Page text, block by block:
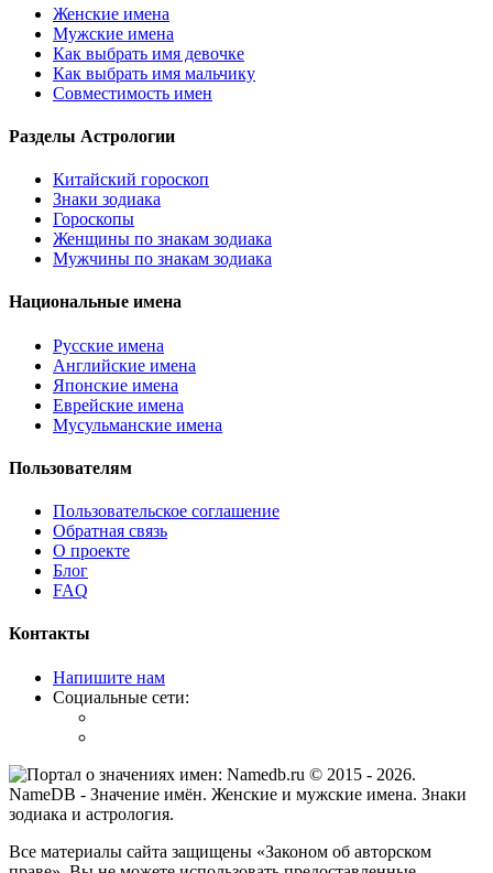
Женские имена
Мужские имена
Как выбрать имя девочке
Как выбрать имя мальчику
Совместимость имен
Разделы Астрологии
Китайский гороскоп
Знаки зодиака
Гороскопы
Женщины по знакам зодиака
Мужчины по знакам зодиака
Национальные имена
Русские имена
Английские имена
Японские имена
Еврейские имена
Мусульманские имена
Пользователям
Пользовательское соглашение
Обратная связь
О проекте
Блог
FAQ
Контакты
Напишите нам
Социальные сети:
© 2015 - 2026.
NameDB - Значение имён. Женские и мужские имена. Знаки
зодиака и астрология.
Все материалы сайта защищены «Законом об авторском